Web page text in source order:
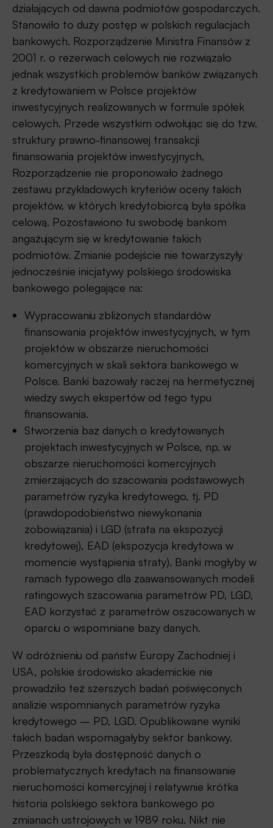
działających od dawna podmiotów gospodarczych.
Stanowiło to duży postęp w polskich regulacjach
bankowych. Rozporządzenie Ministra Finansów z
2001 r. o rezerwach celowych nie rozwiązało
jednak wszystkich problemów banków związanych
z kredytowaniem w Polsce projektów
inwestycyjnych realizowanych w formule spółek
celowych. Przede wszystkim odwołując się do tzw.
struktury prawno-finansowej transakcji
finansowania projektów inwestycyjnych,
Rozporządzenie nie proponowało żadnego
zestawu przykładowych kryteriów oceny takich
projektów, w których kredytobiorcą była spółka
celową. Pozostawiono tu swobodę bankom
angażującym się w kredytowanie takich
podmiotów. Zmianie podejście nie towarzyszyły
jednocześnie inicjatywy polskiego środowiska
bankowego polegające na:
Wypracowaniu zbliżonych standardów
finansowania projektów inwestycyjnych, w tym
projektów w obszarze nieruchomości
komercyjnych w skali sektora bankowego w
Polsce. Banki bazowały raczej na hermetycznej
wiedzy swych ekspertów od tego typu
finansowania.
Stworzenia baz danych o kredytowanych
projektach inwestycyjnych w Polsce, np. w
obszarze nieruchomości komercyjnych
zmierzających do szacowania podstawowych
parametrów ryzyka kredytowego, tj. PD
(prawdopodobieństwo niewykonania
zobowiązania) i LGD (strata na ekspozycji
kredytowej), EAD (ekspozycja kredytowa w
momencie wystąpienia straty). Banki mogłyby w
ramach typowego dla zaawansowanych modeli
ratingowych szacowania parametrów PD, LGD,
EAD korzystać z parametrów oszacowanych w
oparciu o wspomniane bazy danych.
W odróżnieniu od państw Europy Zachodniej i
USA, polskie środowisko akademickie nie
prowadziło też szerszych badań poświęconych
analizie wspomnianych parametrów ryzyka
kredytowego – PD, LGD. Opublikowane wyniki
takich badań wspomagałyby sektor bankowy.
Przeszkodą była dostępność danych o
problematycznych kredytach na finansowanie
nieruchomości komercyjnej i relatywnie krótka
historia polskiego sektora bankowego po
zmianach ustrojowych w 1989 roku. Nikt nie